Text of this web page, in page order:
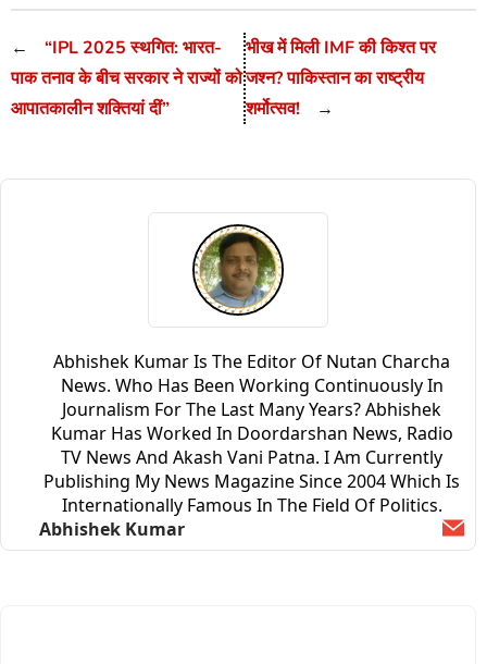
←
“IPL 2025 स्थगित: भारत-
पाक तनाव के बीच सरकार ने राज्यों को
आपातकालीन शक्तियां दीं”
भीख में मिली IMF की किश्त पर
जश्न? पाकिस्तान का राष्ट्रीय
शर्मोत्सव!
→
Abhishek Kumar Is The Editor Of Nutan Charcha
News. Who Has Been Working Continuously In
Journalism For The Last Many Years? Abhishek
Kumar Has Worked In Doordarshan News, Radio
TV News And Akash Vani Patna. I Am Currently
Publishing My News Magazine Since 2004 Which Is
Internationally Famous In The Field Of Politics.
Abhishek Kumar